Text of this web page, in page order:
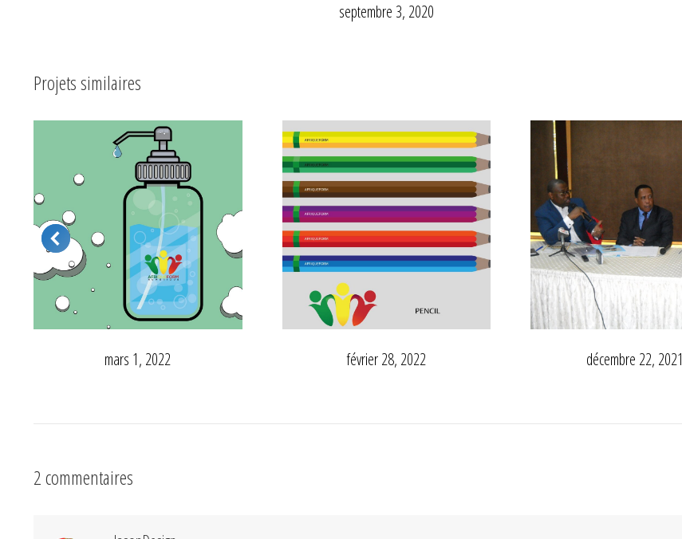
septembre 3, 2020
Projets similaires
mars 1, 2022 février 28, 2022 décembre 22, 2021
2 commentaires